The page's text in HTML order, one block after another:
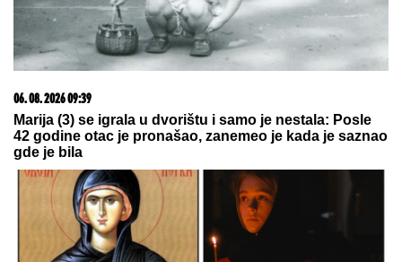
06. 08. 2026 09:39
Marija (3) se igrala u dvorištu i samo je nestala: Posle
42 godine otac je pronašao, zanemeo je kada je saznao
gde je bila